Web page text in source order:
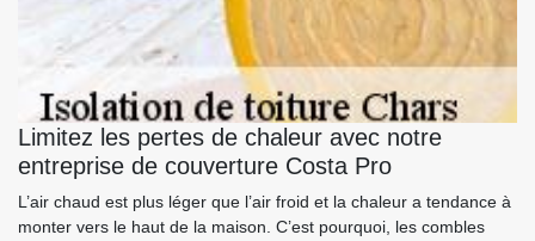
Limitez les pertes de chaleur avec notre
entreprise de couverture Costa Pro
L’air chaud est plus léger que l’air froid et la chaleur a tendance à
monter vers le haut de la maison. C’est pourquoi, les combles